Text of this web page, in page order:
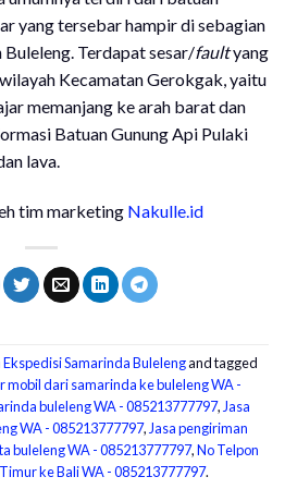
yang tersebar hampir di sebagian
Terdapat sesar/faultyang
Kecamatan Gerokgak, yaitu
memanjang ke arah barat dan
Batuan Gunung Api Pulaki
lava.
tim marketing Nakulle.id
Ekspedisi Samarinda Bulelengand tagged
dari samarinda ke buleleng WA -
buleleng WA - 085213777797, Jasa
WA - 085213777797, Jasa pengiriman
buleleng WA - 085213777797,No Telpon
ke Bali WA - 085213777797.